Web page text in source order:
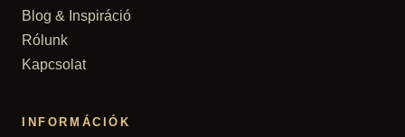
Blog & Inspiráció
Rólunk
Kapcsolat
INFORMÁCIÓK